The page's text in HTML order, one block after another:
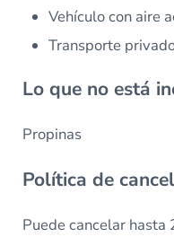
Vehículo con aire
Transporte
Lo que no está
Propinas
Política de
Puede cancelar hasta